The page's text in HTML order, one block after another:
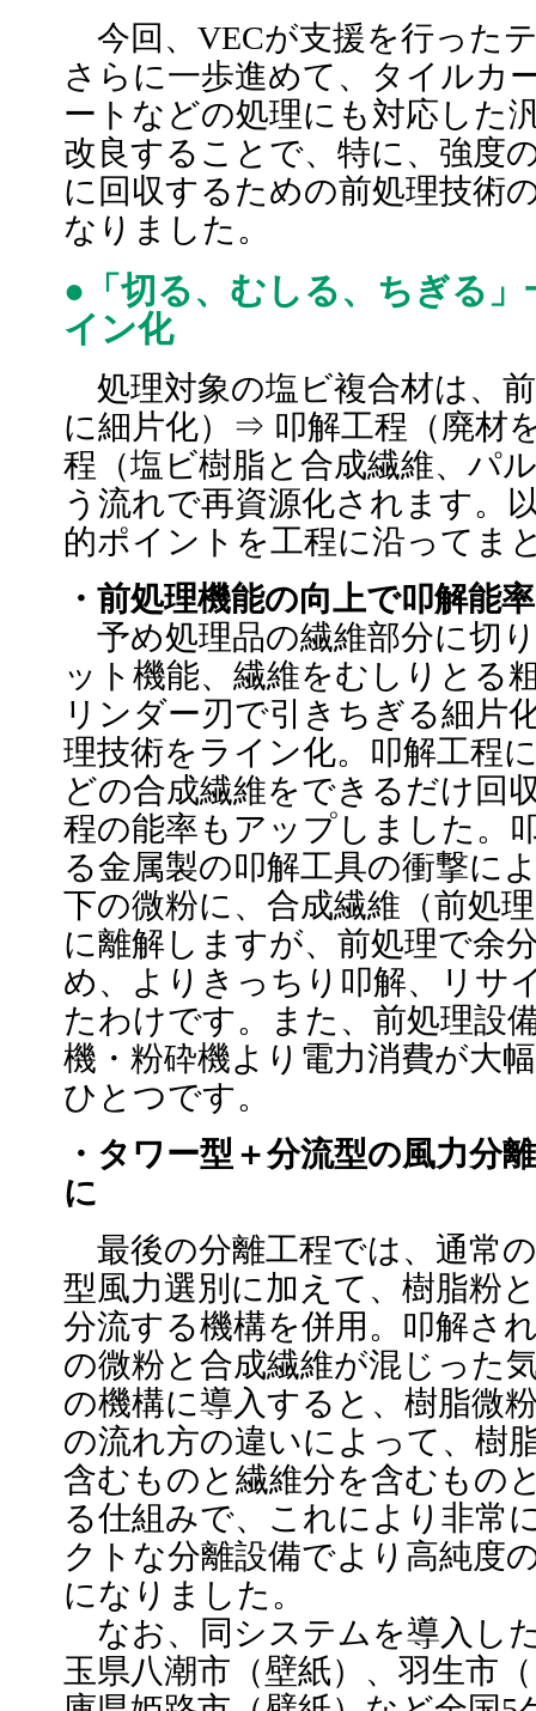
今回、VECが支援を行った
さらに一歩進めて、タイルカ
ートなどの処理にも対応した
改良することで、特に、強度
に回収するための前処理技術
なりました。
●「切る、むしる、ちぎる
イン化
処理対象の塩ビ複合材は、
に細片化）⇒ 叩解工程（廃材
程（塩ビ樹脂と合成繊維、パ
う流れで再資源化されます。
的ポイントを工程に沿ってま
・前処理機能の向上で叩解能
予め処理品の繊維部分に切
ット機能、繊維をむしりとる
リンダー刃で引きちぎる細片
理技術をライン化。叩解工程
どの合成繊維をできるだけ回
程の能率もアップしました。
る金属製の叩解工具の衝撃に
下の微粉に、合成繊維（前処
に離解しますが、前処理で余
め、よりきっちり叩解、リサ
たわけです。また、前処理設
機・粉砕機より電力消費が大
ひとつです。
・タワー型＋分流型の風力分
に
最後の分離工程では、通常
型風力選別に加えて、樹脂粉
分流する機構を併用。叩解さ
の微粉と合成繊維が混じった
の機構に導入すると、樹脂微
の流れ方の違いによって、樹
含むものと繊維分を含むもの
る仕組みで、これにより非常
クトな分離設備でより高純度
になりました。
なお、同システムを導入し
玉県八潮市（壁紙）、羽生市